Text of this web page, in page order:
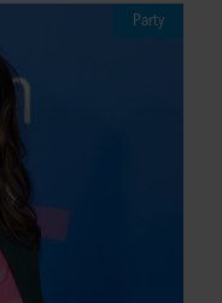
Party